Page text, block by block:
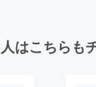
はこちらも